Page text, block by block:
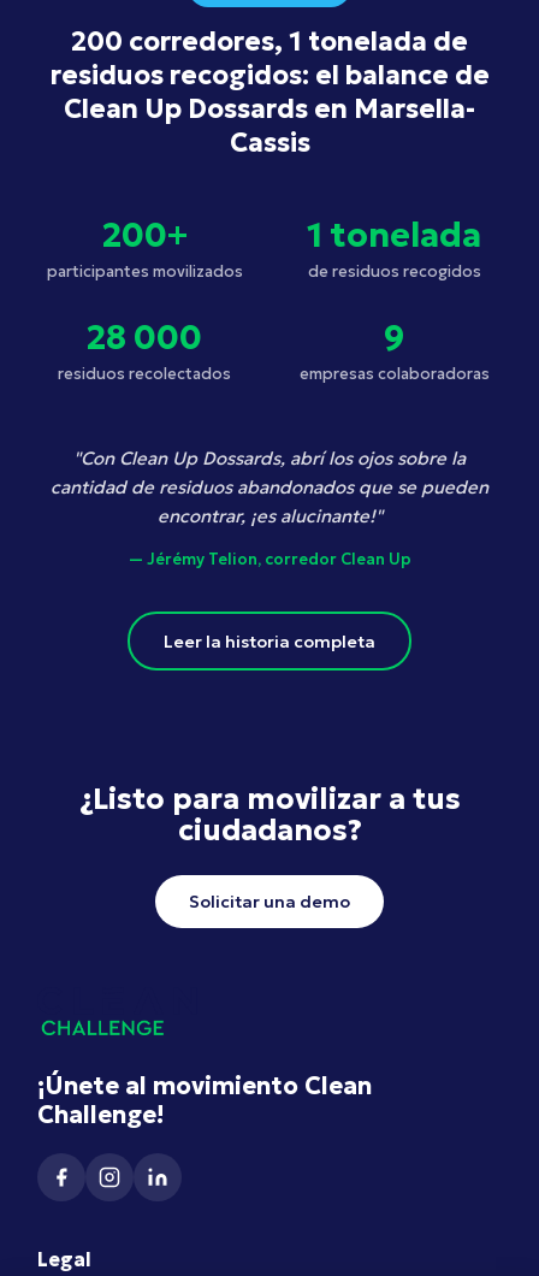
200 corredores, 1 tonelada de
residuos recogidos: el balance de
Clean Up Dossards en Marsella-
Cassis
200+
participantes movilizados
1 tonelada
de residuos recogidos
28 000
residuos recolectados
9
empresas colaboradoras
"Con Clean Up Dossards, abrí los ojos sobre la
cantidad de residuos abandonados que se pueden
encontrar, ¡es alucinante!"
— Jérémy Telion, corredor Clean Up
Leer la historia completa
¿Listo para movilizar a tus
ciudadanos?
Solicitar una demo
¡Únete al movimiento Clean
Challenge!
Legal